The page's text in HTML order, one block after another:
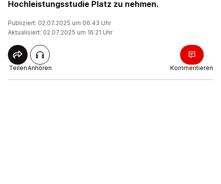
Hochleistungsstudie Platz zu nehmen.
Publiziert: 02.07.2025 um 06:43 Uhr
Aktualisiert: 02.07.2025 um 16:21 Uhr
TeilenAnhören Kommentieren